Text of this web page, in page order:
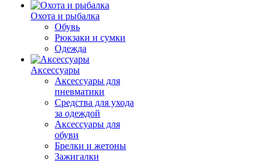
Охота и рыбалка
Обувь
Рюкзаки и сумки
Одежда
Аксессуары
Аксессуары для
пневматики
Средства для ухода
за одеждой
Аксессуары для
обуви
Брелки и жетоны
Зажигалки